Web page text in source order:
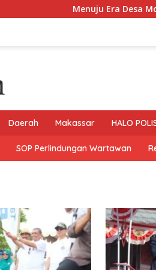
Menuju Era Desa Modern,
Daerah Makassar HALO
SOP Perlindungan Wartawan